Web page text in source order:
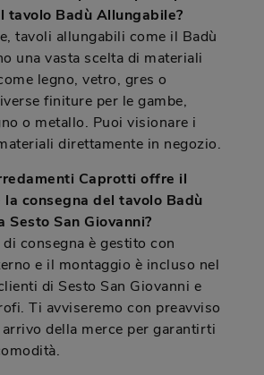
tavolo Badù Allungabile?
tavoli allungabili come il Badù
una vasta scelta di materiali
legno, vetro, gres o
finiture per le gambe,
o metallo. Puoi visionare i
direttamente in negozio.
Caprotti offre il
consegna del tavolo Badù
Sesto San Giovanni?
consegna è gestito con
e il montaggio è incluso nel
di Sesto San Giovanni e
Ti avviseremo con preavviso
della merce per garantirti